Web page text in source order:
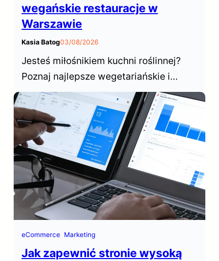
wegańskie restauracje w
Warszawie
Kasia Batog03/08/2026
Jesteś miłośnikiem kuchni roślinnej?
Poznaj najlepsze wegetariańskie i
wegańskie restauracje w Warszawie,
które od lat cieszą się niesłabnącą
popularnością wśród mieszkańców i
turystów odwiedzających stolicę.
eCommerce Marketing
Jak zapewnić stronie wysoką